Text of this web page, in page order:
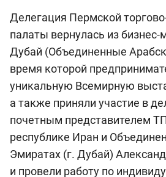
Делегация Пермской
палаты вернулась из бизнес-
Дубай (Объединенные
время которой
уникальную Всемирную
а также приняли участие в
почетным представителем
республике Иран и
Эмиратах (г. Дубай)
и провели работу по